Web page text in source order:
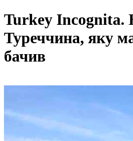
Turkey Incognita.
Туреччина, яку
бачив